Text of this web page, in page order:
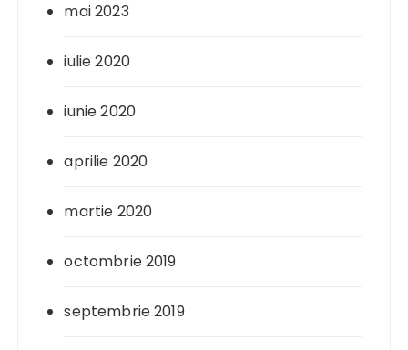
mai 2023
iulie 2020
iunie 2020
aprilie 2020
martie 2020
octombrie 2019
septembrie 2019